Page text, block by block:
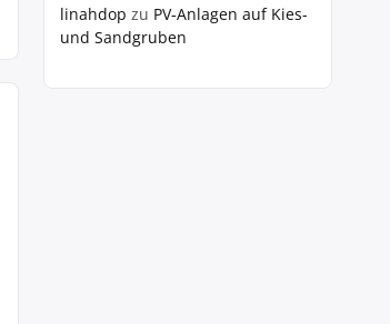
linahdop zu PV‑Anlagen auf Kies-
und Sandgruben